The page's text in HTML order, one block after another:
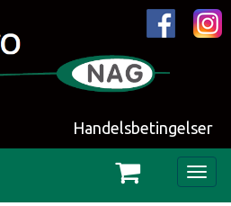
Handelsbetingelser